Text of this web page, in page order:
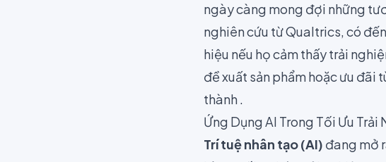
ngày càng mong đợi những
nghiên cứu từQualtrics, có đến
hiệu nếu họ cảm thấy trải
đề xuất sản phẩm hoặc ưu đãi
thành .
Ứng Dụng AI Trong Tối Ưu
Trí tuệ nhân tạo (AI) đang mở